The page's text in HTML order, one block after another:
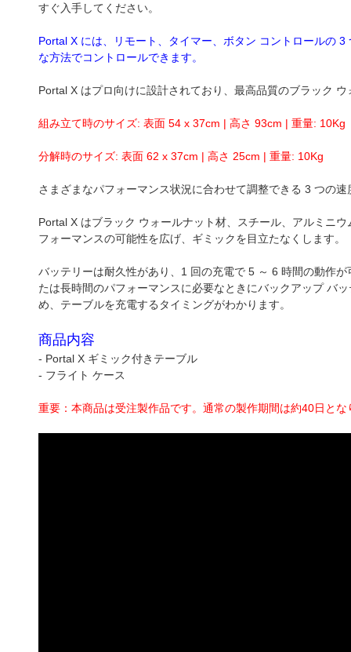
すぐ入手してください。
Portal X には、リモート、タイマー、ボタン コントロールの
な方法でコントロールできます。
Portal X はプロ向けに設計されており、最高品質のブラック
組み立て時のサイズ: 表面 54 x 37cm | 高さ 93cm | 重量: 10Kg
分解時のサイズ: 表面 62 x 37cm | 高さ 25cm | 重量: 10Kg
さまざまなパフォーマンス状況に合わせて調整できる 3 つの
Portal X はブラック ウォールナット材、スチール、アルミニ
フォーマンスの可能性を広げ、ギミックを目立たなくします。
バッテリーは耐久性があり、1 回の充電で 5 ～ 6 時間の動作
たは長時間のパフォーマンスに必要なときにバックアップ バ
め、テーブルを充電するタイミングがわかります。
商品内容
- Portal X ギミック付きテーブル
- フライト ケース
重要：本商品は受注製作品です。通常の製作期間は約40日とな